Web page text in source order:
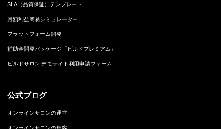
SLA（品質保証）テンプレート
月額利益簡易シミュレーター
プラットフォーム開発
補助金開発パッケージ「ビルドプレミアム」
ビルドサロン デモサイト利用申請フォーム
公式ブログ
オンラインサロンの運営
オンラインサロンの集客